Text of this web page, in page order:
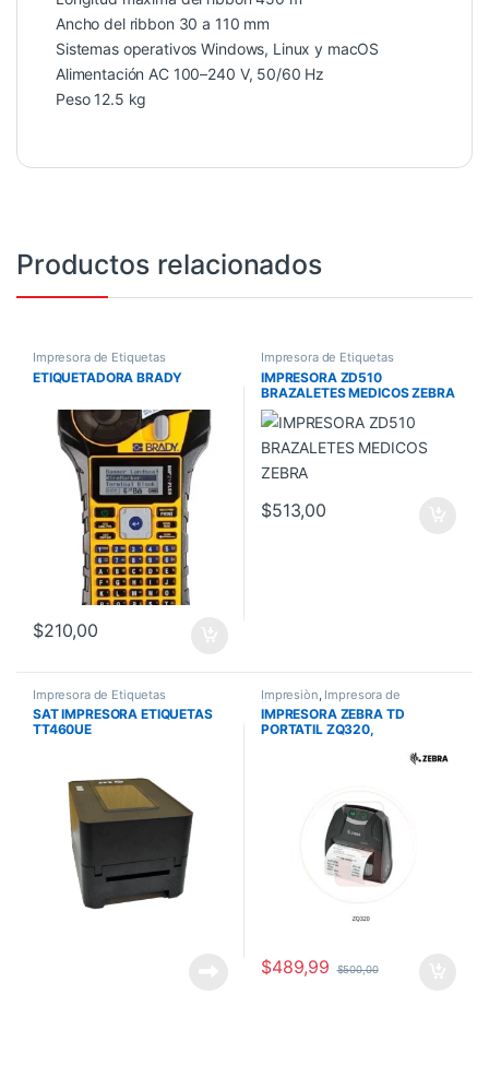
Ancho del ribbon 30 a 110 mm
Sistemas operativos Windows, Linux y macOS
Alimentación AC 100–240 V, 50/60 Hz
Peso 12.5 kg
Productos relacionados
Impresora de Etiquetas
ETIQUETADORA BRADY
$210,00
Impresora de Etiquetas
IMPRESORA ZD510
BRAZALETES MEDICOS ZEBRA
$513,00
Impresora de Etiquetas
SAT IMPRESORA ETIQUETAS
TT460UE
Impresiòn Impresora de
Etiquetas
IMPRESORA ZEBRA TD
PORTATIL ZQ320,
$489,99 $500,00